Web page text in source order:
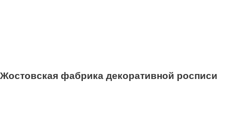
Жостовская фабрика декоративной росписи